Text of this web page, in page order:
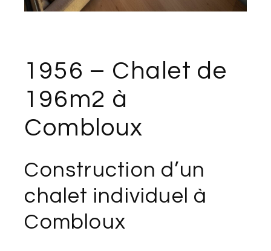
1956 – Chalet de
196m2 à
Combloux
Construction d’un
chalet individuel à
Combloux